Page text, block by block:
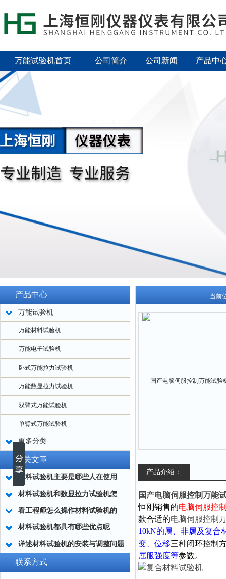
万能试验机首页 公司简介 公司新闻 产品中
产品中心
万能试验机
万能材料试验机
万能电子试验机
卧式万能拉力试验机
万能数显拉力试验机
双臂式万能试验机
单臂式万能试验机
更多分类
相关文章
材料试验机主要是哪些人在使用
材料试验机和数显拉力试验机怎么选择？
看工程师怎么操作材料试验机的
材料试验机都具有哪些优点呢
详述材料试验机的安装与调整问题
联系方式
当前
产品介绍：
国产电脑伺服控制万能
恒刚销售的电脑伺服控
款合适的电脑伺服控制
10kN的属、非属及复合
变、位移三种闭环控制
屈服强度等参数。